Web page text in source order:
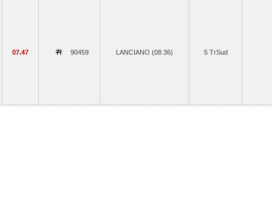
07.47 90459 LANCIANO (08.36) 5 TrSud